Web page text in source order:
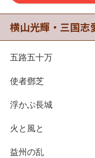
横山光輝・三国志
五路五十万
使者鄧芝
浮かぶ長城
火と風と
益州の乱